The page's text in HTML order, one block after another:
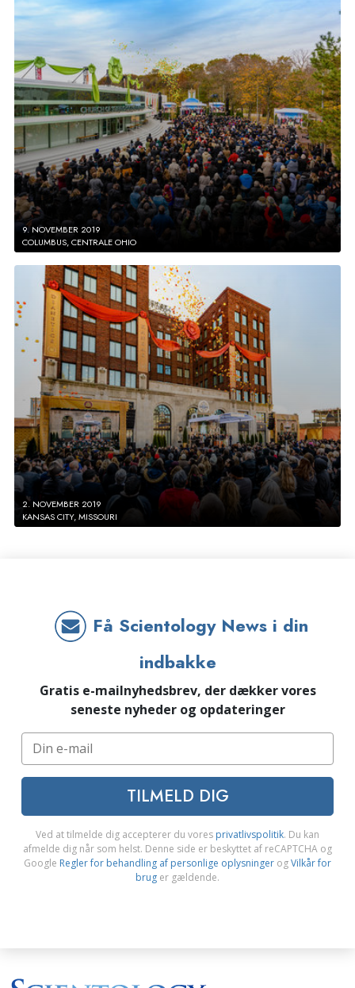
9. NOVEMBER 2019
COLUMBUS, CENTRALE OHIO
2. NOVEMBER 2019
KANSAS CITY, MISSOURI
Få Scientology News i din
indbakke
Gratis e-mailnyhedsbrev, der dækker vores
seneste nyheder og opdateringer
TILMELD DIG
Ved at tilmelde dig accepterer du vores privatlivspolitik. Du kan
afmelde dig når som helst. Denne side er beskyttet af reCAPTCHA og
Google Regler for behandling af personlige oplysninger ogVilkår for
brug er gældende.